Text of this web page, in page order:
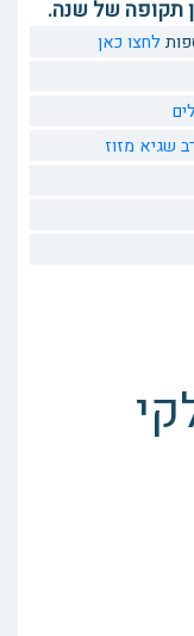
תקופה של שנה.
לחצו כאן
שגיא מזוז